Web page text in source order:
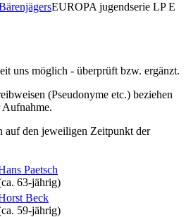
EUROPA jugendserie LP E
uns möglich - überprüft bzw. ergänzt.
(Pseudonyme etc.) beziehen
Aufnahme.
auf den jeweiligen Zeitpunkt der
Paetsch
63‑jährig)
Beck
59‑jährig)